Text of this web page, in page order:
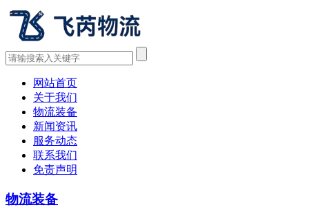
网站首页
关于我们
物流装备
新闻资讯
服务动态
联系我们
免责声明
物流装备